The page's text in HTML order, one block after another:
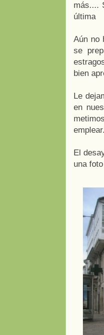
más....
última
Aún no
se
bien
Le
en
El
una